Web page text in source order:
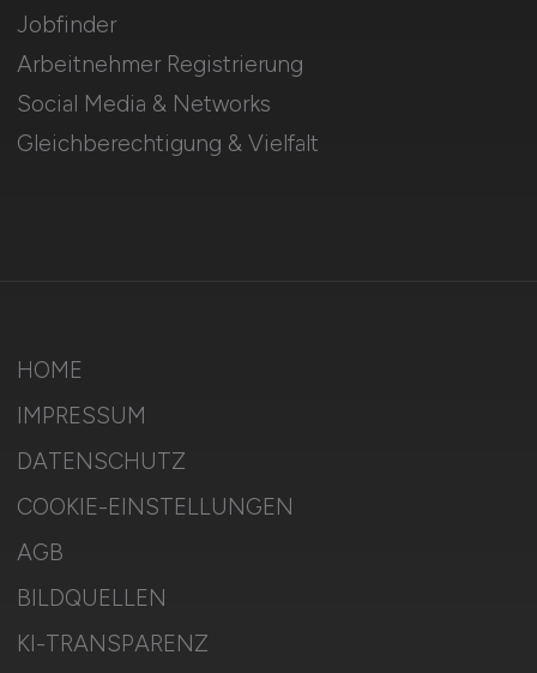
Jobfinder
Arbeitnehmer Registrierung
Social Media & Networks
Gleichberechtigung & Vielfalt
HOME
IMPRESSUM
DATENSCHUTZ
COOKIE-EINSTELLUNGEN
AGB
BILDQUELLEN
KI-TRANSPARENZ